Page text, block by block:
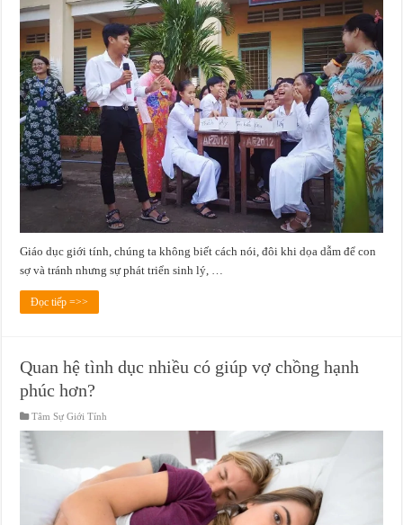
Giáo dục giới tính, chúng ta không biết cách nói, đôi khi dọa dẫm để con
sợ và tránh nhưng sự phát triển sinh lý, …
Đọc tiếp =>>
Quan hệ tình dục nhiều có giúp vợ chồng hạnh
phúc hơn?
Tâm Sự Giới Tính